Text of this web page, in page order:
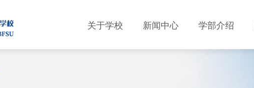
关于学校 新闻中心 学部介绍